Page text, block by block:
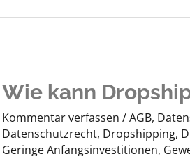
bezahlt?
Dropshipping
rechtlich
achten
Wie kann
Kommentar verfassen /AGB,
Datenschutzrecht, Dropshipping,
Geringe Anfangsinvestitionen,